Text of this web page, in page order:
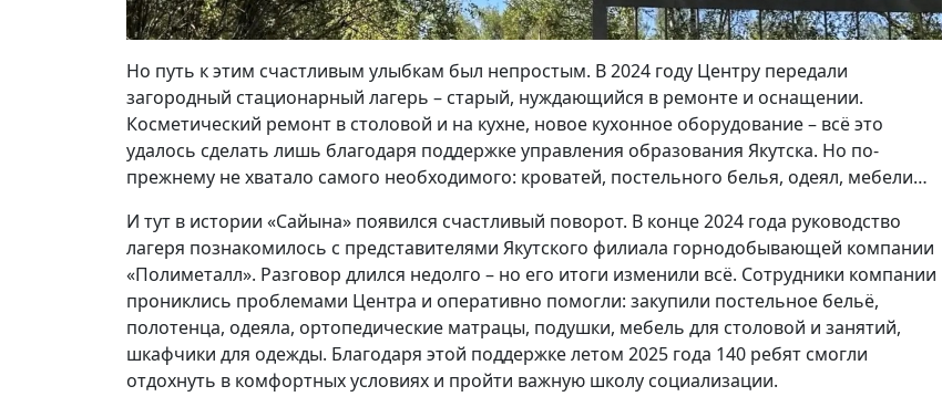
Но путь к этим счастливым улыбкам был непростым. В 2024 году Центру передали
загородный стационарный лагерь – старый, нуждающийся в ремонте и оснащении.
Косметический ремонт в столовой и на кухне, новое кухонное оборудование – всё это
удалось сделать лишь благодаря поддержке управления образования Якутска. Но по-
прежнему не хватало самого необходимого: кроватей, постельного белья, одеял, мебели…
И тут в истории «Сайына» появился счастливый поворот. В конце 2024 года руководство
лагеря познакомилось с представителями Якутского филиала горнодобывающей компании
«Полиметалл». Разговор длился недолго – но его итоги изменили всё. Сотрудники компании
прониклись проблемами Центра и оперативно помогли: закупили постельное бельё,
полотенца, одеяла, ортопедические матрацы, подушки, мебель для столовой и занятий,
шкафчики для одежды. Благодаря этой поддержке летом 2025 года 140 ребят смогли
отдохнуть в комфортных условиях и пройти важную школу социализации.